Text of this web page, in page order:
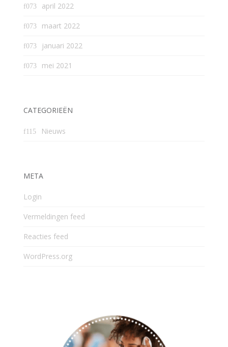
april 2022
maart 2022
januari 2022
mei 2021
CATEGORIEËN
Nieuws
META
Login
Vermeldingen feed
Reacties feed
WordPress.org